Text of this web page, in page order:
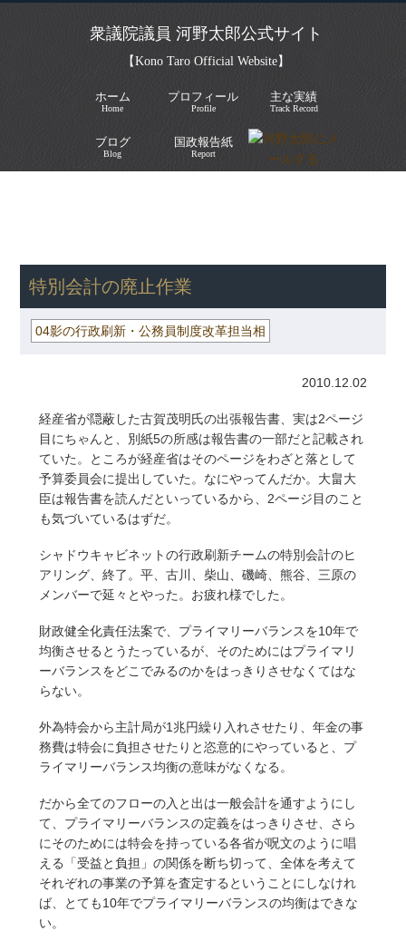
衆議院議員 河野太郎公式サイト
【Kono Taro Official Website】
ホーム
Home
プロフィール
Profile
主な実績
Track Record
ブログ
Blog
国政報告紙
Report
特別会計の廃止作業
04影の行政刷新・公務員制度改革担当相
2010.12.02
経産省が隠蔽した古賀茂明氏の出張報告書、実は2ページ
目にちゃんと、別紙5の所感は報告書の一部だと記載され
ていた。ところが経産省はそのページをわざと落として
予算委員会に提出していた。なにやってんだか。大畠大
臣は報告書を読んだといっているから、2ページ目のこと
も気づいているはずだ。
シャドウキャビネットの行政刷新チームの特別会計のヒ
アリング、終了。平、古川、柴山、磯崎、熊谷、三原の
メンバーで延々とやった。お疲れ様でした。
財政健全化責任法案で、プライマリーバランスを10年で
均衡させるとうたっているが、そのためにはプライマリ
ーバランスをどこでみるのかをはっきりさせなくてはな
らない。
外為特会から主計局が1兆円繰り入れさせたり、年金の事
務費は特会に負担させたりと恣意的にやっていると、プ
ライマリーバランス均衡の意味がなくなる。
だから全てのフローの入と出は一般会計を通すようにし
て、プライマリーバランスの定義をはっきりさせ、さら
にそのためには特会を持っている各省が呪文のように唱
える「受益と負担」の関係を断ち切って、全体を考えて
それぞれの事業の予算を査定するということにしなけれ
ば、とても10年でプライマリーバランスの均衡はできな
い。